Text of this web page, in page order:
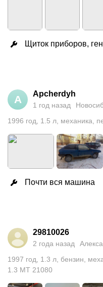
Щиток приборов,
A Apcherdyh
1 год назад
1996 год 1.5 л механика
Почти вся машина
29810026
2 года назад
1997 год 1.3 л бензин
1.3 MT 21080